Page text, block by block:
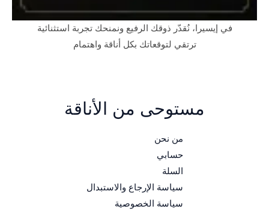
في إيسيرا، نُقدّر ذوقك الرفيع ونمنحك تجربة استثنائية
ترتقي لتوقعاتك بكل أناقة واهتمام
مستوحى من الأناقة
من نحن
حسابي
السلة
سياسة الإرجاع والاستبدال
سياسة الخصوصية